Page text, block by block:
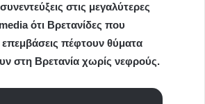
στις μεγαλύτερες
ότι Βρετανίδες που
επεμβάσεις πέφτουν θύματα
στη Βρετανία χωρίς νεφρούς.